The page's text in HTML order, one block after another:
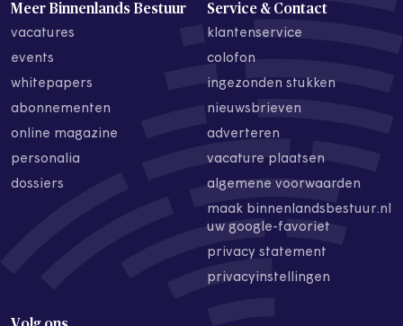
Meer Binnenlands Bestuur
vacatures
events
whitepapers
abonnementen
online magazine
personalia
dossiers
Service & Contact
klantenservice
colofon
ingezonden stukken
nieuwsbrieven
adverteren
vacature plaatsen
algemene voorwaarden
maak binnenlandsbestuur.nl
uw google-favoriet
privacy statement
privacyinstellingen